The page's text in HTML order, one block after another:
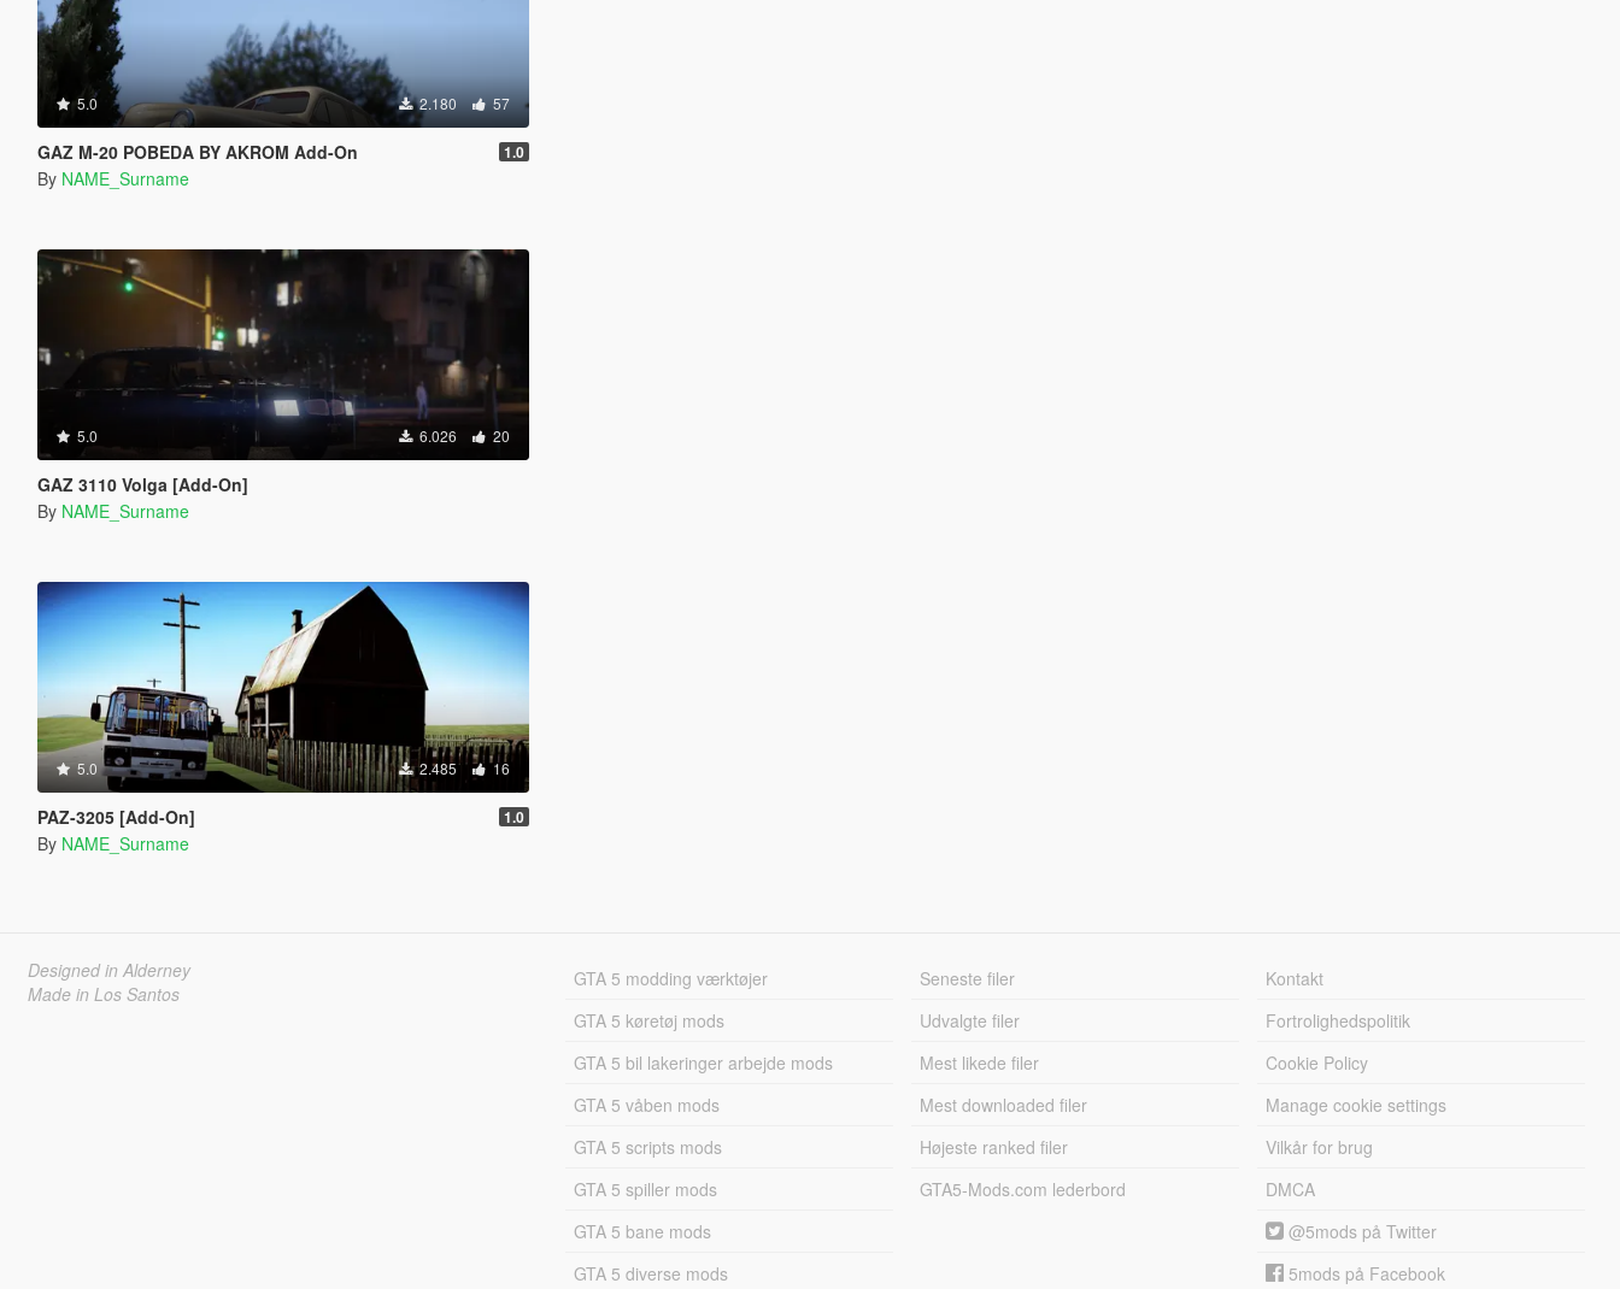
5.0 2.180 57
GAZ M-20 POBEDA BY AKROM Add-On 1.0
By NAME_Surname
5.0 6.026 20
GAZ 3110 Volga [Add-On]
By NAME_Surname
5.0 2.485 16
PAZ-3205 [Add-On] 1.0
By NAME_Surname
Designed in Alderney
Made in Los Santos
GTA 5 modding værktøjer
GTA 5 køretøj mods
GTA 5 bil lakeringer arbejde mods
GTA 5 våben mods
GTA 5 scripts mods
GTA 5 spiller mods
GTA 5 bane mods
GTA 5 diverse mods
Seneste filer
Udvalgte filer
Mest likede filer
Mest downloaded filer
Højeste ranked filer
GTA5-Mods.com lederbord
Kontakt
Fortrolighedspolitik
Cookie Policy
Manage cookie settings
Vilkår for brug
DMCA
@5mods på Twitter
5mods på Facebook